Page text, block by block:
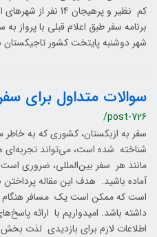
کم نظیر و پرهیجان
برنامه سفر طبق اعلام قبلی با پرواز
شهر دوشنبه پایتخت کشور تاجیکستان
سوالات متداول برای
/post-726
سفر به ازبکستان، کشوری که به
شناخته شده است، می‌تواند تجربه‌ای
مانند هر سفر بین‌المللی، ضروری است
است که ممکن است یک مسافر هنگام
داشته باشد. امیدواریم با ارائه
اطلاعات لازم برای بازدیدی لذت